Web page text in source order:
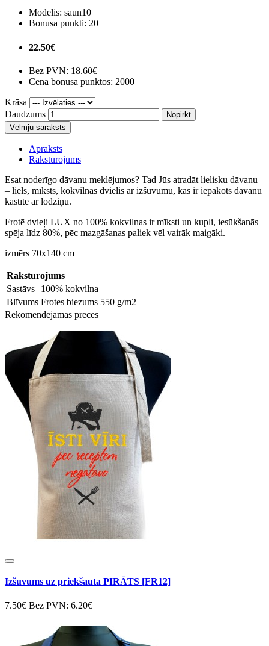
Modelis: saun10
Bonusa punkti: 20
22.50€
Bez PVN: 18.60€
Cena bonusa punktos: 2000
Krāsa
Daudzums
Nopirkt
Vēlmju saraksts
Apraksts
Raksturojums
Esat noderīgo dāvanu meklējumos? Tad Jūs atradāt lielisku dāvanu
– liels, mīksts, kokvilnas dvielis ar izšuvumu, kas ir iepakots dāvanu
kastītē ar lodziņu.
Frotē dvieļi LUX no 100% kokvilnas ir mīksti un kupli, iesūkšanās
spēja līdz 80%, pēc mazgāšanas paliek vēl vairāk maigāki.
izmērs 70x140 cm
Raksturojums
Sastāvs
100% kokvilna
Blīvums Frotes biezums 550 g/m2
Rekomendējamās preces
Izšuvums uz priekšauta PIRĀTS [FR12]
7.50€ Bez PVN: 6.20€